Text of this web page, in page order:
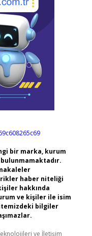
bir marka, kurum
haber niteliği
hakkında
ve kişiler ile isim
bilgiler
ve İletişim